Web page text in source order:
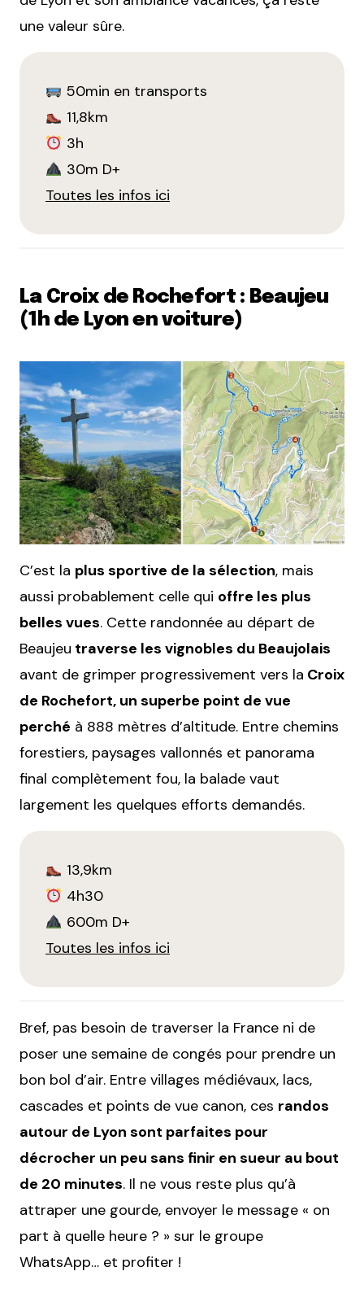
une valeur sûre.
50min en transports
11,8km
3h
30m D+
Toutes les infos ici
La Croix de Rochefort : Beaujeu
(1h de Lyon en voiture)
C’est la plus sportive de la sélection, mais
aussi probablement celle qui offre les plus
belles vues. Cette randonnée au départ de
Beaujeu traverse les vignobles du Beaujolais
avant de grimper progressivement vers la Croix
de Rochefort, un superbe point de vue
perché à 888 mètres d’altitude. Entre chemins
forestiers, paysages vallonnés et panorama
final complètement fou, la balade vaut
largement les quelques efforts demandés.
13,9km
4h30
600m D+
Toutes les infos ici
Bref, pas besoin de traverser la France ni de
poser une semaine de congés pour prendre un
bon bol d’air. Entre villages médiévaux, lacs,
cascades et points de vue canon, ces randos
autour de Lyon sont parfaites pour
décrocher un peu sans finir en sueur au bout
de 20 minutes. Il ne vous reste plus qu’à
attraper une gourde, envoyer le message « on
part à quelle heure ? » sur le groupe
WhatsApp… et profiter !